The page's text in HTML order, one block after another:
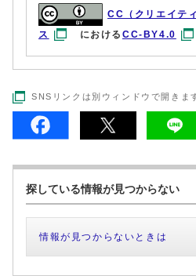
CC（クリエイテ
ス
におけるCC-BY4.0
SNSリンクは別ウィンドウで開きま
探している情報が見つからない
情報が見つからないときは